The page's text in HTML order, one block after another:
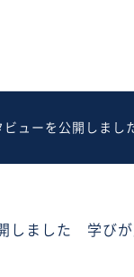
ューを公開しまし
ました 学び